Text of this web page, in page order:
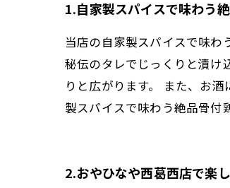
1.自家製スパイスで味わう
当店の自家製スパイスで味わ
秘伝のタレでじっくりと漬け
りと広がります。 また、お
製スパイスで味わう絶品骨付
2.おやひなや西葛西店で楽